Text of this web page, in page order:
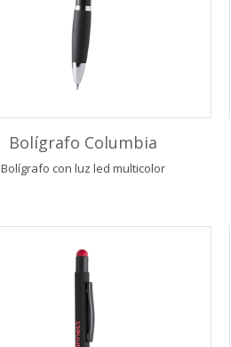
Bolígrafo Columbia
Bolígrafo con luz led multicolor